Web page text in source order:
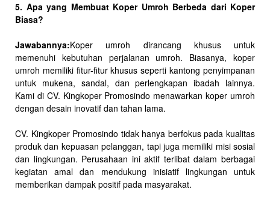
5. Apa yang Membuat Koper Umroh Berbeda dari Koper
Biasa?
Jawabannya:Koper umroh dirancang khusus untuk
memenuhi kebutuhan perjalanan umroh. Biasanya, koper
umroh memiliki fitur-fitur khusus seperti kantong penyimpanan
untuk mukena, sandal, dan perlengkapan ibadah lainnya.
Kami di CV. Kingkoper Promosindo menawarkan koper umroh
dengan desain inovatif dan tahan lama.
CV. Kingkoper Promosindo tidak hanya berfokus pada kualitas
produk dan kepuasan pelanggan, tapi juga memiliki misi sosial
dan lingkungan. Perusahaan ini aktif terlibat dalam berbagai
kegiatan amal dan mendukung inisiatif lingkungan untuk
memberikan dampak positif pada masyarakat.